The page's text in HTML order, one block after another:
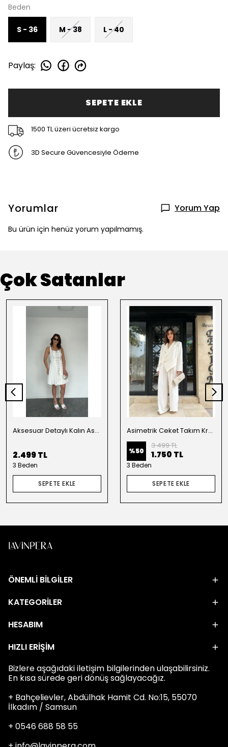
Beden
S - 36 M - 38 L - 40
Paylaş:
SEPETE EKLE
1500 TL üzeri ücretsiz kargo
3D Secure Güvencesiyle Ödeme
Yorumlar Yorum Yap
Bu ürün için henüz yorum yapılmamış.
Çok Satanlar
Aksesuar Detaylı Kalın Askılı Elbise Beyaz
2.499 TL
3 Beden
SEPETE EKLE
Asimetrik Ceket Takım Krem
%50
3.499 TL
1.750 TL
3 Beden
SEPETE EKLE
ÖNEMLİ BİLGİLER
KATEGORİLER
HESABIM
HIZLI ERİŞİM
Bizlere aşağıdaki iletişim bilgilerinden ulaşabilirsiniz.
En kısa sürede geri dönüş sağlayacağız.
+ Bahçelievler, Abdülhak Hamit Cd. No:15, 55070
İlkadım / Samsun
+ 0546 688 58 55